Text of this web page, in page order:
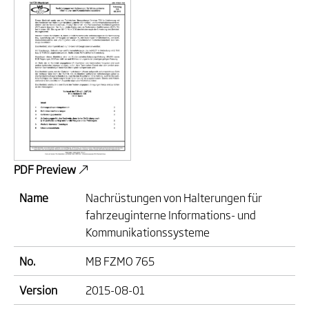
PDF Preview
Name
Nachrüstungen von Halterungen für
fahrzeuginterne Informations- und
Kommunikationssysteme
No.
MB FZMO 765
Version
2015-08-01